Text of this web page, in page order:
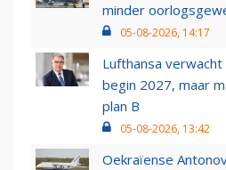
minder
05-08-2026, 14:17
Lufthansa
begin 2027, maar
plan B
05-08-2026, 13:42
Oekraïense